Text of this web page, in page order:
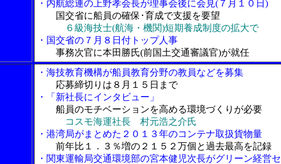
・内航総連の上野孝会長が理事会後に会見(７月１０日)
国交省に船員の確保･育成で支援を要望
６級海技士(航海・機関)短期養成制度の拡大で
・国交省の７月８日付トップ人事
事務次官に本田勝氏(前国土交通審議官)が就任
・海技教育機構が船員教育分野の教員などを募集
応募締切りは８月１５日まで
・「新社長にインタビュー」
船員のモチベーションを高める環境づくりが必要
コスモ海運社長 村元浩之介氏
・港湾局がまとめた２０１３年のコンテナ取扱貨物量
前年比１．３％増の２１５２万個と過去最高を記録
・関東運輸局交通環境部の宮本健児次長がグリーン経営セ